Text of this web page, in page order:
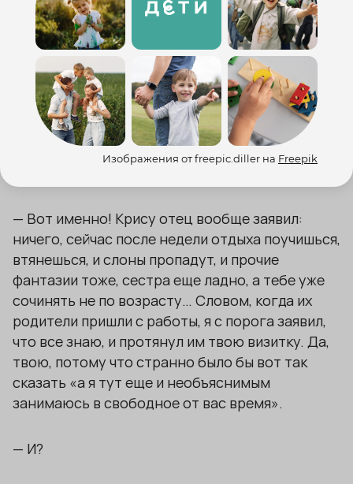
бы не поместился.
— Да, слон бы не… Люкке, ты вообще меня
слушаешь?
— И слушаю, и слышу. Дети перепуганы, по
коридору слоны носятся, а родители хоть бы
— Вот именно! Крису отец вообще заявил:
ничего, сейчас после недели отдыха поучишься,
втянешься, и слоны пропадут, и прочие
фантазии тоже, сестра еще ладно, а тебе уже
сочинять не по возрасту… Словом, когда их
родители пришли с работы, я с порога заявил,
что все знаю, и протянул им твою визитку. Да,
твою, потому что странно было бы вот так
сказать «а я тут еще и необъяснимым
занимаюсь в свободное от вас время».
— И?
Изображения от freepic.diller на Freepik